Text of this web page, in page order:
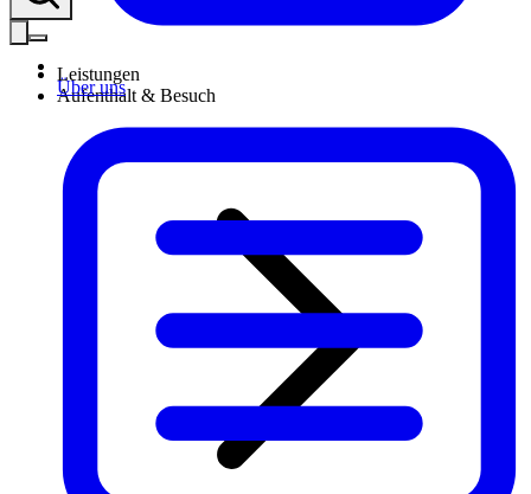
Über uns
Leistungen
Aufenthalt & Besuch